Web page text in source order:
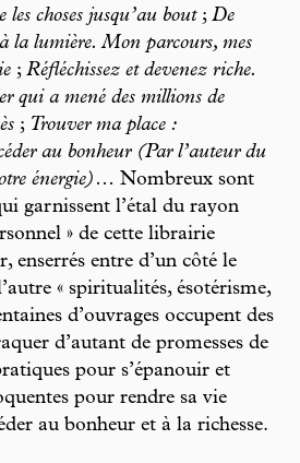
les choses jusqu’au bout; De
la lumière. Mon parcours, mes
; Réfléchissez et devenez riche.
qui a mené des millions de
; Trouver ma place :
au bonheur (Par l’auteur du
énergie) … Nombreux sont
garnissent l’étal du rayon
» de cette librairie
enserrés entre d’un côté le
« spiritualités, ésotérisme,
d’ouvrages occupent des
d’autant de promesses de
pour s’épanouir et
pour rendre sa vie
au bonheur et à la richesse.